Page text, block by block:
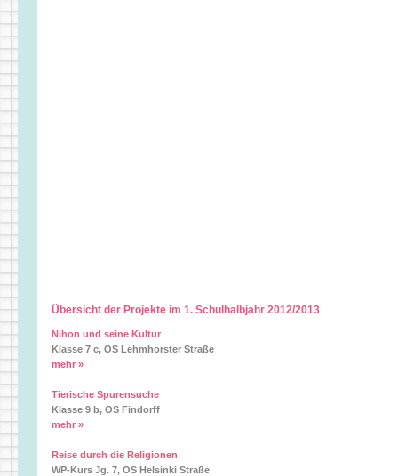
Übersicht der Projekte im 1. Schulhalbjahr 2012/2013
Nihon und seine Kultur
Klasse 7 c, OS Lehmhorster Straße
mehr »
Tierische Spurensuche
Klasse 9 b, OS Findorff
mehr »
Reise durch die Religionen
WP-Kurs Jg. 7, OS Helsinki Straße